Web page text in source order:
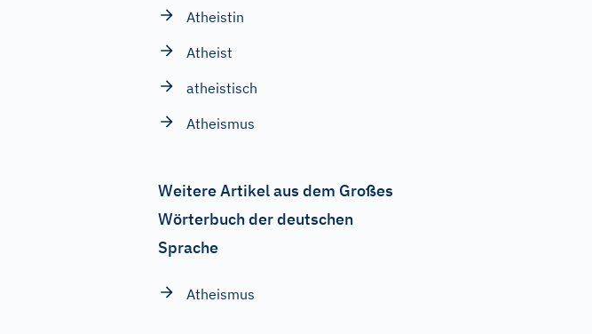
Atheistin
Atheist
atheistisch
Atheismus
Weitere Artikel aus dem Großes
Wörterbuch der deutschen
Sprache
Atheismus